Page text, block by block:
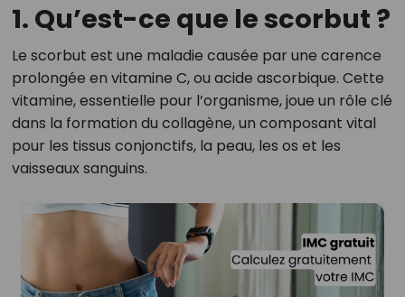
1. Qu’est-ce que le scorbut ?
Le scorbut est une maladie causée par une carence
prolongée en vitamine C, ou acide ascorbique. Cette
vitamine, essentielle pour l’organisme, joue un rôle clé
dans la formation du collagène, un composant vital
pour les tissus conjonctifs, la peau, les os et les
vaisseaux sanguins.